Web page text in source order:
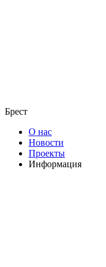
Брест
О нас
Новости
Проекты
Информация